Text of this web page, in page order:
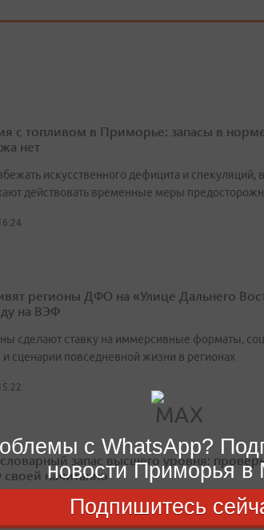
с топливом в Приморье: запасы в
нет
искусственного дефицита и спекуляций,
действовать временные меры
регионы ДФО на «Улице Дальнего
на ВЭФ
сделают ставку на иммерсивные форматы,
сценарии повседневной жизни в регионах
словарный запас высшего уровня:
своей начитанно
сложных вопросов выявят, на самом ли деле вы
маскируетесь под интеллектуала
с WhatsApp?
новости Приморья в
Подпишитесь